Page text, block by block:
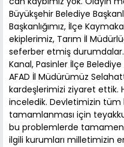
Büyükşehir Belediye
Başkanlığımız, İlçe
ekiplerimiz, Tarım İl
seferber etmiş durumdalar.
Kanal, Pasinler İlçe
AFAD İl Müdürümüz
kardeşlerimizi ziyaret ettik.
inceledik. Devletimizin tüm
tamamlanması için
bu problemlerde
ilgili kurumları milletimizin